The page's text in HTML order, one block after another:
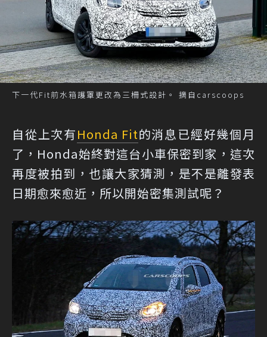
下一代Fit前水箱護罩更改為三柵式設計。 摘自carscoops
自從上次有Honda Fit的消息已經好幾個月
了，Honda始終對這台小車保密到家，這次
再度被拍到，也讓大家猜測，是不是離發表
日期愈來愈近，所以開始密集測試呢？